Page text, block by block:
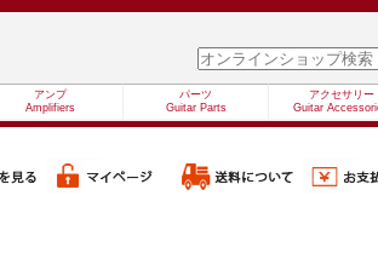
アンプ
Amplifiers
パーツ
Guitar Parts
アクセサリー
Guitar